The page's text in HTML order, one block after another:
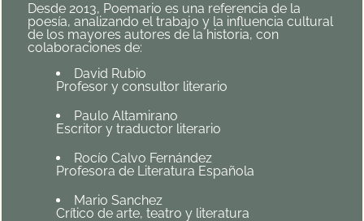
Desde 2013, Poemario es una referencia de la
poesía, analizando el trabajo y la influencia cultural
de los mayores autores de la historia, con
colaboraciones de:
David Rubio
Profesor y consultor literario
Paulo Altamirano
Escritor y traductor literario
Rocío Calvo Fernández
Profesora de Literatura Española
Mario Sanchez
Crítico de arte, teatro y literatura